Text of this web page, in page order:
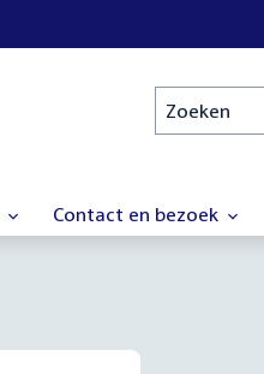
Zoeken
Contact en bezoek